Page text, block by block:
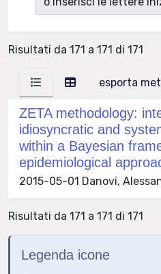
Risultati da 171 a 171 di 171
esporta
ZETA methodology:
idiosyncratic and
within a Bayesian
epidemiological
2015-05-01 Danovi,
Risultati da 171 a 171 di 171
Legenda icone